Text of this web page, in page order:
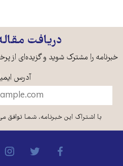
دریافت
خبرنامه را مشترک شوید و گزیده‌ای از
آدرس
با اشتراک این خبرنامه، شما توافق